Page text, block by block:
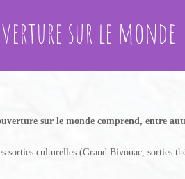
sur le monde
sur le monde comprend, entre
sorties culturelles (Grand Bivouac, sorties